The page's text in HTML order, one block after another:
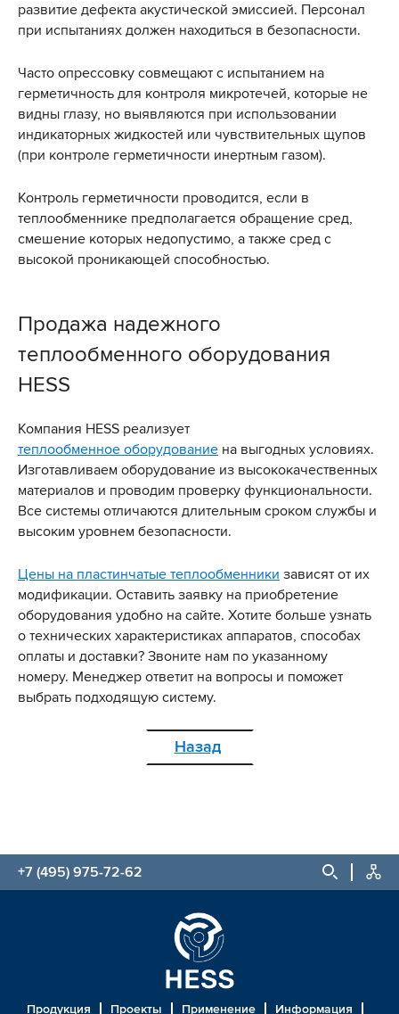
развитие дефекта акустической эмиссией. Персонал
при испытаниях должен находиться в безопасности.
Часто опрессовку совмещают с испытанием на
герметичность для контроля микротечей, которые не
видны глазу, но выявляются при использовании
индикаторных жидкостей или чувствительных щупов
(при контроле герметичности инертным газом).
Контроль герметичности проводится, если в
теплообменнике предполагается обращение сред,
смешение которых недопустимо, а также сред с
высокой проникающей способностью.
Продажа надежного
теплообменного оборудования
HESS
Компания HESS реализует
теплообменное оборудование на выгодных условиях.
Изготавливаем оборудование из высококачественных
материалов и проводим проверку функциональности.
Все системы отличаются длительным сроком службы и
высоким уровнем безопасности.
Цены на пластинчатые теплообменники зависят от их
модификации. Оставить заявку на приобретение
оборудования удобно на сайте. Хотите больше узнать
о технических характеристиках аппаратов, способах
оплаты и доставки? Звоните нам по указанному
номеру. Менеджер ответит на вопросы и поможет
выбрать подходящую систему.
Назад
+7 (495) 975-72-62
Продукция Проекты Применение Информация